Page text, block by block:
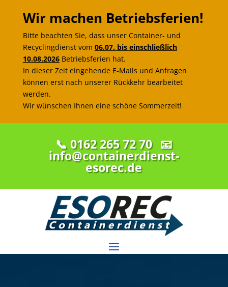
Wir machen Betriebsferien!
Bitte beachten Sie, dass unser Container- und
Recyclingdienst vom 06.07. bis einschließlich
10.08.2026Betriebsferien hat.
In dieser Zeit eingehende E-Mails und Anfragen
können erst nach unserer Rückkehr bearbeitet
werden.
Wir wünschen Ihnen eine schöne Sommerzeit!
📞 0162 265 72 70 📧
info@containerdienst-
esorec.de